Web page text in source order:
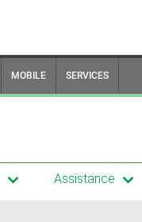
MOBILE SERVICES
Assistance